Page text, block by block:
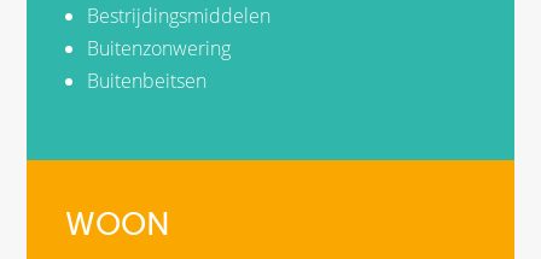
Bestrijdingsmiddelen
Buitenzonwering
Buitenbeitsen
WOON